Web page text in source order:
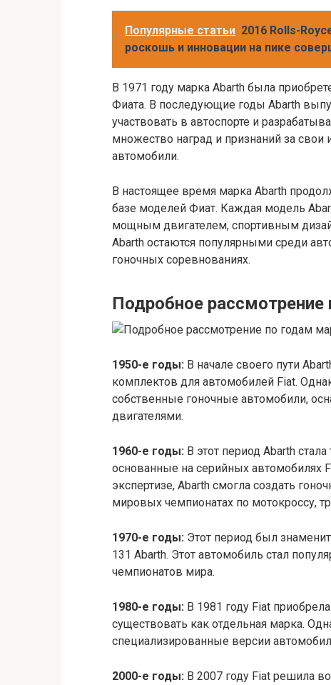
Популярные статьи 2016 Rolls-
роскошь и инновации на пике
В 1971 году марка Abarth была
Фиата. В последующие годы Abarth
участвовать в автоспорте и
множество наград и признаний за
автомобили.
В настоящее время марка Abarth
базе моделей Фиат. Каждая модель
мощным двигателем, спортивным
Abarth остаются популярными среди
гоночных соревнованиях.
Подробное
1950-е годы: В начале своего пути
комплектов для автомобилей Fiat.
собственные гоночные автомобили,
двигателями.
1960-е годы: В этот период Abarth
основанные на серийных автомобилях
экспертизе, Abarth смогла создать
мировых чемпионатах по мотокроссу,
1970-е годы: Этот период был
131 Abarth. Этот автомобиль стал
чемпионатов мира.
1980-е годы: В 1981 году Fiat
существовать как отдельная марка.
специализированные версии
2000-е годы: В 2007 году Fiat решила